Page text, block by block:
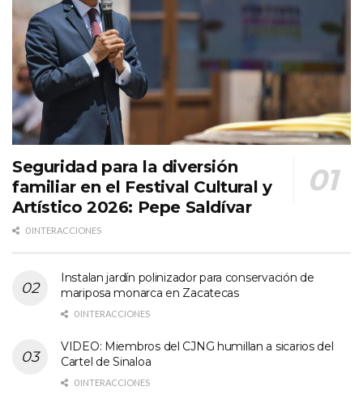
Seguridad para la diversión
familiar en el Festival Cultural y
Artístico 2026: Pepe Saldívar
0 INTERACCIONES
Instalan jardín polinizador para conservación de
mariposa monarca en Zacatecas
0 INTERACCIONES
VIDEO: Miembros del CJNG humillan a sicarios del
Cartel de Sinaloa
0 INTERACCIONES